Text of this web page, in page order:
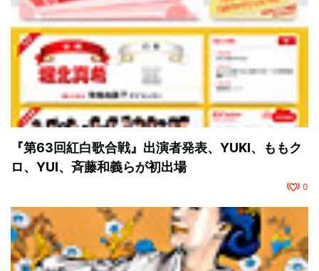
『第63回紅白歌合戦』出演者発表、YUKI、ももク
ロ、YUI、斉藤和義らが初出場
0